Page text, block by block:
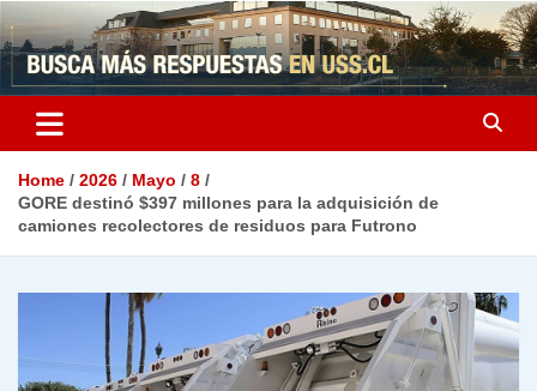
Home 2026 Mayo
8
GORE destinó $397 millones para la adquisición de
camiones recolectores de residuos para Futrono